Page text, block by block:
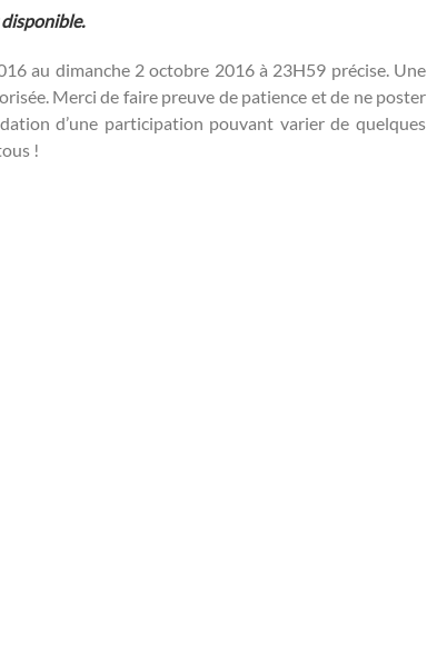
au dimanche 2 octobre 2016 à 23H59 précise. Une
Merci de faire preuve de patience et de ne poster
d’une participation pouvant varier de quelques
!